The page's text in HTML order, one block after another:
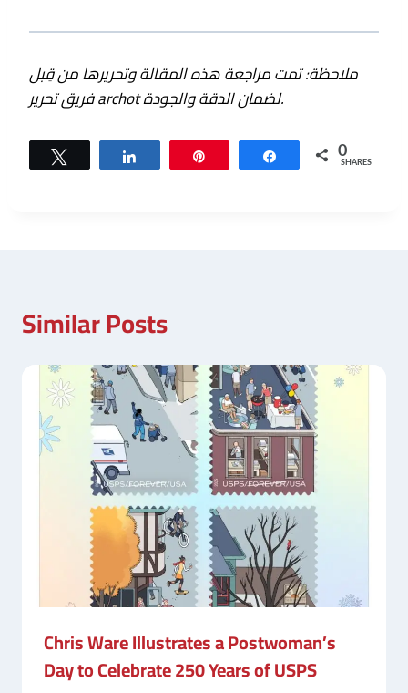
ملاحظة: تمت مراجعة هذه المقالة وتحريرها من قِبل
فريق تحرير archot لضمان الدقة والجودة.
Share 0
SHARES
Similar Posts
Chris Ware Illustrates a Postwoman’s
Day to Celebrate 250 Years of USPS